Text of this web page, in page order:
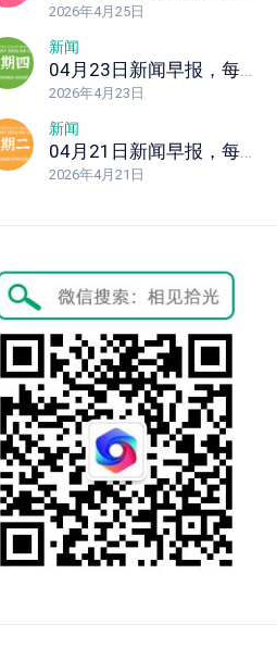
2026年4月25日
新闻
04月23日新闻早报，每天60秒读懂全世界！
2026年4月23日
新闻
04月21日新闻早报，每天60秒读懂全世界！
2026年4月21日